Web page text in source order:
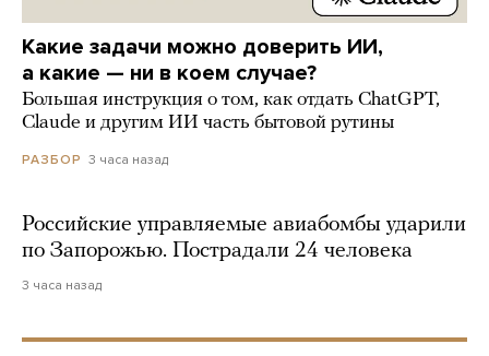
Какие задачи можно доверить ИИ,
а какие — ни в коем случае?
Большая инструкция о том, как отдать ChatGPT,
Claude и другим ИИ часть бытовой рутины
РАЗБОР 3 часа назад
Российские управляемые авиабомбы ударили
по Запорожью. Пострадали 24 человека
3 часа назад